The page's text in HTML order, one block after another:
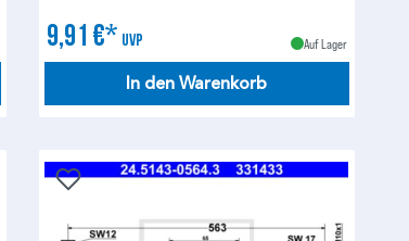
9,91 €* UVP Auf Lager
In den Warenkorb